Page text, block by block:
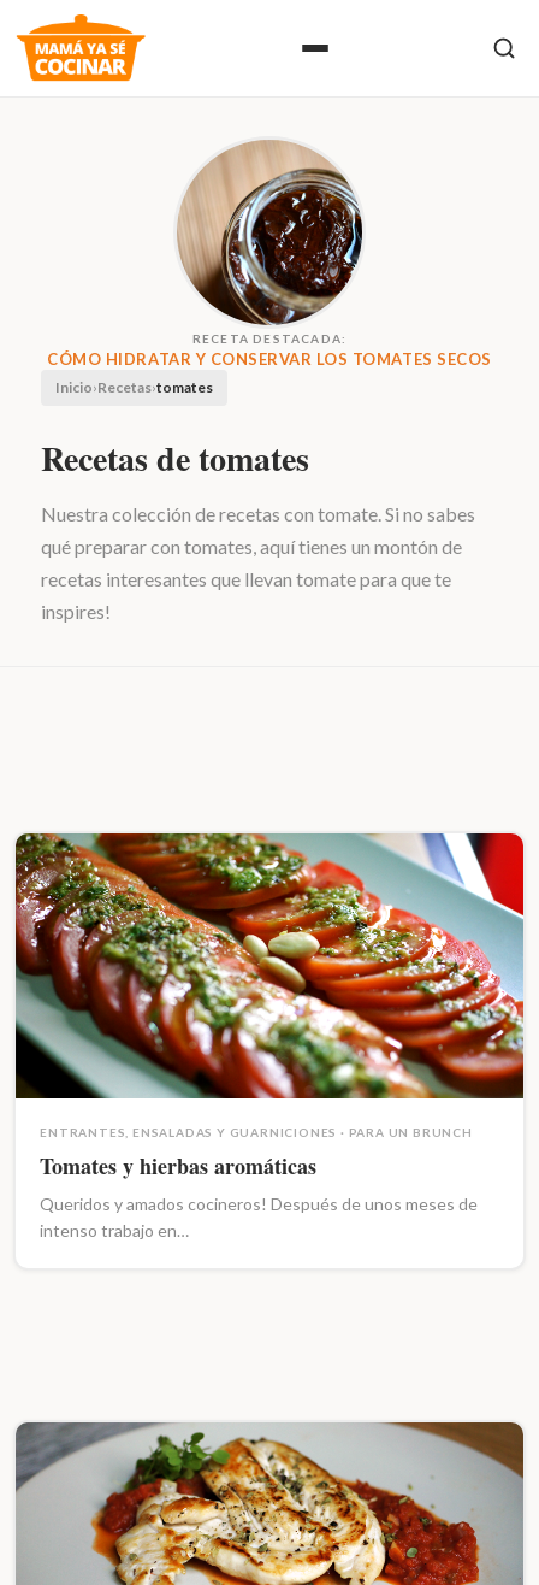
RECETA DESTACADA:
CÓMO HIDRATAR Y CONSERVAR LOS TOMATES SECOS
Inicio›Recetas›tomates
Recetas de tomates
Nuestra colección de recetas con tomate. Si no sabes
qué preparar con tomates, aquí tienes un montón de
recetas interesantes que llevan tomate para que te
inspires!
ENTRANTES, ENSALADAS Y GUARNICIONES · PARA UN BRUNCH
Tomates y hierbas aromáticas
Queridos y amados cocineros! Después de unos meses de
intenso trabajo en…